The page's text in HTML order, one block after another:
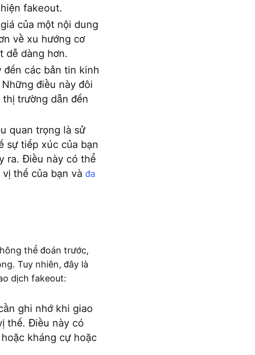
fakeout.
của một nội dung
về xu hướng cơ
dễ dàng hơn.
đến các bản tin kinh
điều này đôi
trường dẫn đến
quan trọng là sử
sự tiếp xúc của bạn
ra. Điều này có thể
thế của bạn và đa
thể đoán trước,
Tuy nhiên, đây là
dịch fakeout:
ghi nhớ khi giao
thế. Điều này có
kháng cự hoặc